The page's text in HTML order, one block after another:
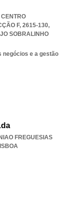
F, 2615-130,
SOBRALINHO
negócios e a gestão
FREGUESIAS